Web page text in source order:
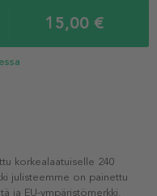
15,00 €
korkealaatuiselle 240
julisteemme on painettu
ja EU-ympäristömerkki.